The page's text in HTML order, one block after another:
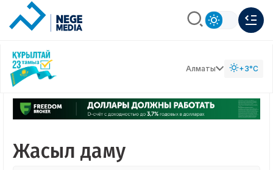
Алматы +3°C
Жасыл даму